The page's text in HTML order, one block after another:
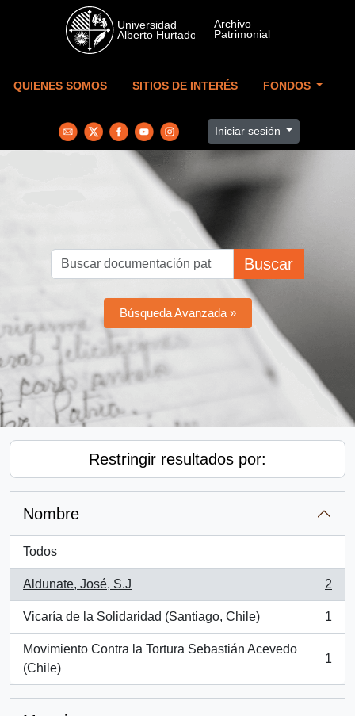
Skip to main content
QUIENES SOMOS SITIOS DE INTERÉS FONDOS
Iniciar sesión
Buscar
Búsqueda Avanzada »
Restringir resultados por:
Nombre
Todos
Aldunate, José, S.J
, 2 resultados
2
Vicaría de la Solidaridad (Santiago, Chile)
, 1 resultados
1
Movimiento Contra la Tortura Sebastián Acevedo
(Chile)
, 1 resultados
1